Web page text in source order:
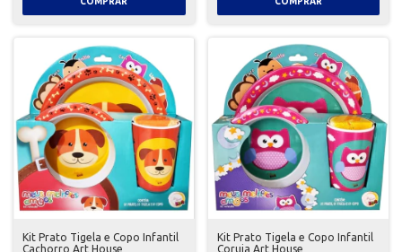
Kit Prato Tigela e Copo Infantil
Cachorro Art House
Kit Prato Tigela e Copo Infantil
Coruja Art House